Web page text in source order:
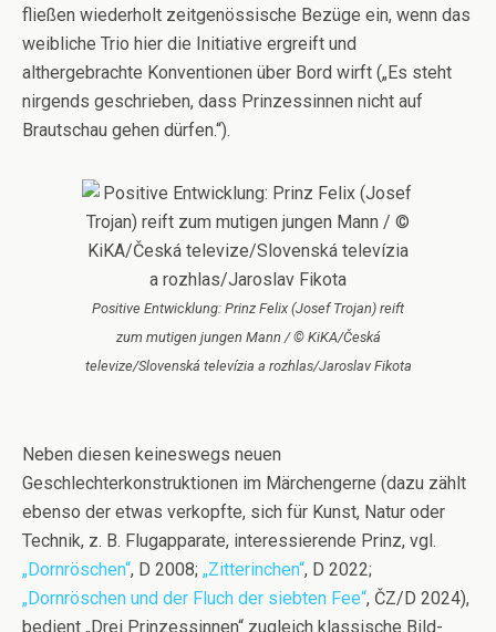
fließen wiederholt zeitgenössische Bezüge ein, wenn das
weibliche Trio hier die Initiative ergreift und
althergebrachte Konventionen über Bord wirft („Es steht
nirgends geschrieben, dass Prinzessinnen nicht auf
Brautschau gehen dürfen.“).
Positive Entwicklung: Prinz Felix (Josef Trojan) reift
zum mutigen jungen Mann / © KiKA/Česká
televize/Slovenská televízia a rozhlas/Jaroslav Fikota
Neben diesen keineswegs neuen
Geschlechterkonstruktionen im Märchengerne (dazu zählt
ebenso der etwas verkopfte, sich für Kunst, Natur oder
Technik, z. B. Flugapparate, interessierende Prinz, vgl.
„Dornröschen“, D 2008; „Zitterinchen“, D 2022;
„Dornröschen und der Fluch der siebten Fee“, ČZ/D 2024),
bedient „Drei Prinzessinnen“ zugleich klassische Bild-